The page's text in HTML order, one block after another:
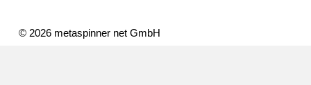
© 2026 metaspinner net GmbH